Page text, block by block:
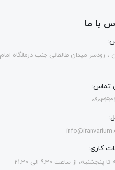
با ما
، رودسر میدان طالقانی جنب درمانگاه امام
تماس:
کاری:
پنجشنبه، از ساعت 9.30 الی 21.30